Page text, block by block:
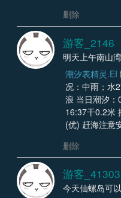
删除
游客_2146
明天上午南山
潮汐表精灵.EI
况：中雨；水
浪 当日潮汐
16:37干0.2米
(优) 赶海注意
删除
游客_41303
今天仙螺岛可